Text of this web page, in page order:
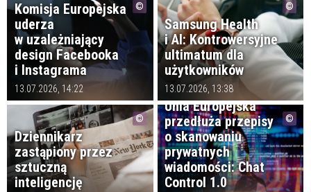
Komisja Europejska
uderza
w uzależniający
design Facebooka
i Instagrama
13.07.2026, 14:22
Samsung Health
i AI: Kontrowersyjne
ultimatum dla
użytkowników
13.07.2026, 13:38
Dziennikarz
zastąpiony przez
sztuczną
inteligencję
Unia Europejska
przedłuża przepisy
o skanowaniu
prywatnych
wiadomości: Chat
Control 1.0